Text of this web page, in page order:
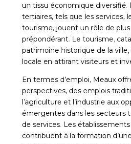
un tissu économique diversifié.
tertiaires, tels que les services,
tourisme, jouent un rôle de
prépondérant. Le tourisme,
patrimoine historique de la
locale en attirant visiteurs et
En termes d’emploi, Meaux
perspectives, des emplois
l’agriculture et l’industrie aux
émergentes dans les secteurs
de services. Les
contribuent à la formation